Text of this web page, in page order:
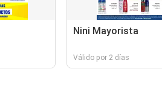
Nini Mayorista
Válido por 2 días